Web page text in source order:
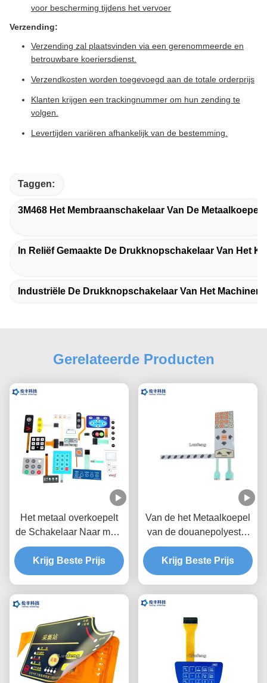
voor bescherming tijdens het vervoer
Verzending:
Verzending zal plaatsvinden via een gerenommeerde en
betrouwbare koeriersdienst.
Verzendkosten worden toegevoegd aan de totale orderprijs
Klanten krijgen een trackingnummer om hun zending te
volgen.
Levertijden variëren afhankelijk van de bestemming.
Taggen:
3M468 Het Membraanschakelaar Van De Metaalkoepel
In Reliëf Gemaakte De Drukknopschakelaar Van Het
Industriële De Drukknopschakelaar Van Het
Gerelateerde Producten
Het metaal overkoepelt
de Schakelaar Naar maat
gemaakte Steen van het
Membraantoetsenbord/Gl
anzende Knopen
Krijg Beste Prijs
Van de het Metaalkoepel
van de douanepolyester
het Membraanschakelaar,
de Koepelschakelaar van
het Twee Staarten
Krijg Beste Prijs